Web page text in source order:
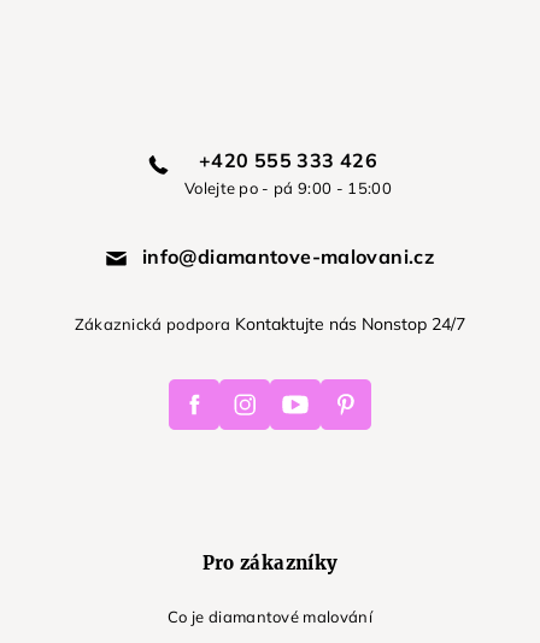
+420 555 333 426
Volejte po - pá 9:00 - 15:00
info@diamantove-malovani.cz
Zákaznická podpora Kontaktujte nás Nonstop 24/7
FacebookInstagramYoutube Pinterest
Pro zákazníky
Co je diamantové malování